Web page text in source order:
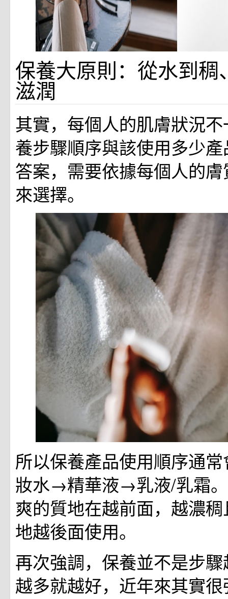
保養大原則：從水到稠
滋潤
其實，每個人的肌膚狀況
養步驟順序與該使用多少
答案，需要依據每個人的
來選擇。
所以保養產品使用順序通
妝水→精華液→乳液/乳霜
爽的質地在越前面，越濃
地越後面使用。
再次強調，保養並不是步
越多就越好，近年來其實